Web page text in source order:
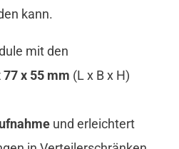
kann.
mit den
77 x 55 mm (L x B x H)
und erleichtert